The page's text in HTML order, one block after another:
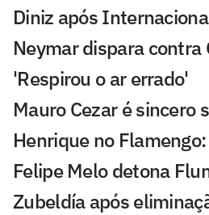
Diniz após
Neymar dispara contra
'Respirou o ar errado'
Mauro Cezar é sincero
Henrique no
Felipe Melo detona
Zubeldía após